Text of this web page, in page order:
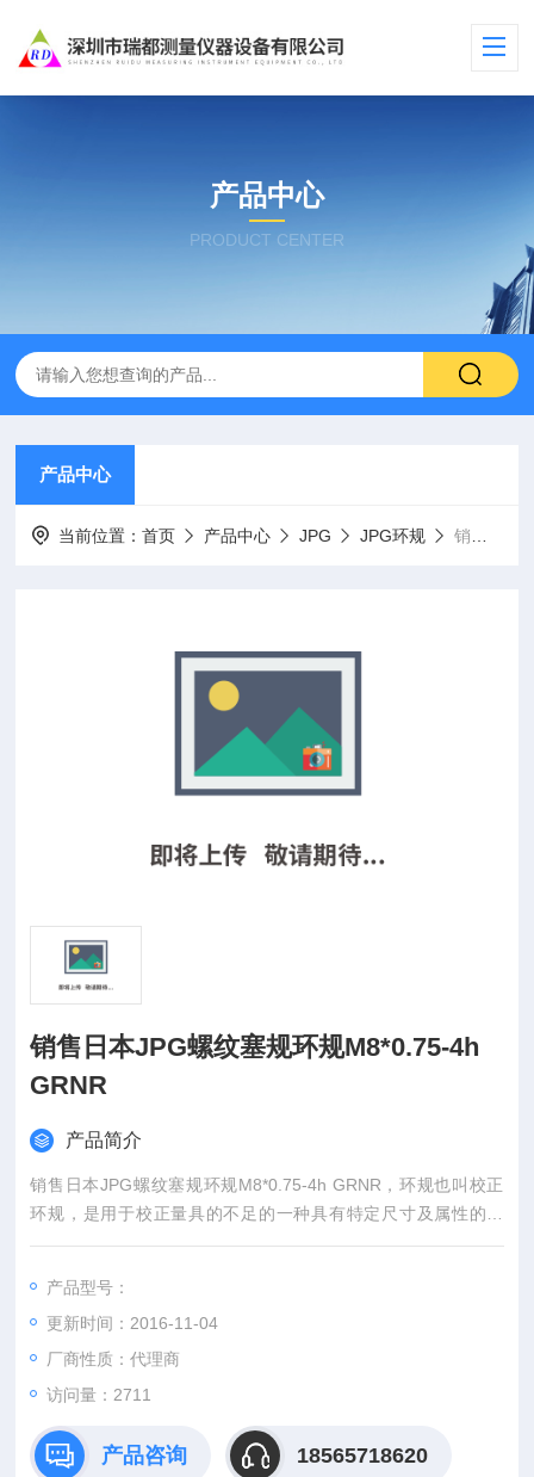
产品中心
PRODUCT CENTER
产品中心
当前位置：首页 产品中心 JPG JPG环规 销售日本JPG螺纹塞规环规M8*0.75-4h GRNR
销售日本JPG螺纹塞规环规M8*0.75-4h
GRNR
产品简介
销售日本JPG螺纹塞规环规M8*0.75-4h GRNR，环规也叫校正
环规，是用于校正量具的不足的一种具有特定尺寸及属性的圆
环。环规按照外观上可以分为:光面环规、螺纹环规、平行螺纹环
英制螺纹环规 、螺纹通止环规等。
产品型号：
更新时间：2016-11-04
厂商性质：代理商
访问量：2711
产品咨询 18565718620